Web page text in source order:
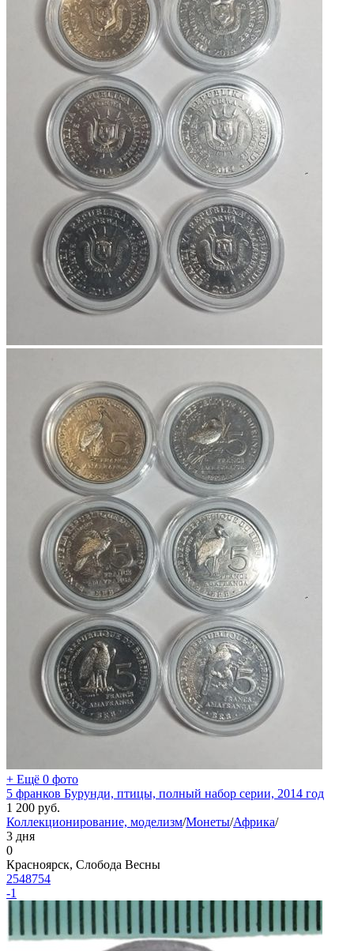
+ Ещё 0 фото
5 франков Бурунди, птицы, полный набор серии, 2014 год
1 200 руб.
Коллекционирование, моделизм/Монеты/Африка/
3 дня
0
Красноярск, Слобода Весны
2548754
-1